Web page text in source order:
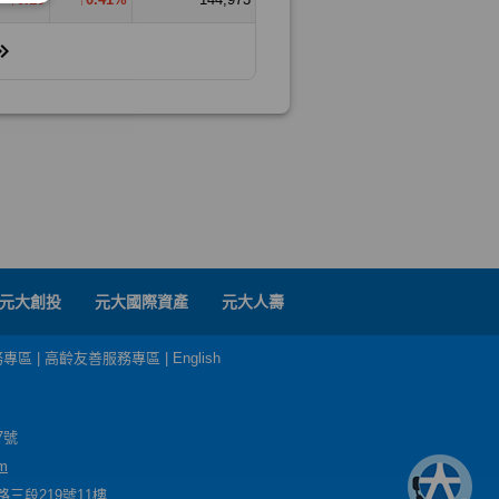
元大創投 元大國際資產 元大人壽
區 高齡友善服務專區 English
號
三段219號11樓